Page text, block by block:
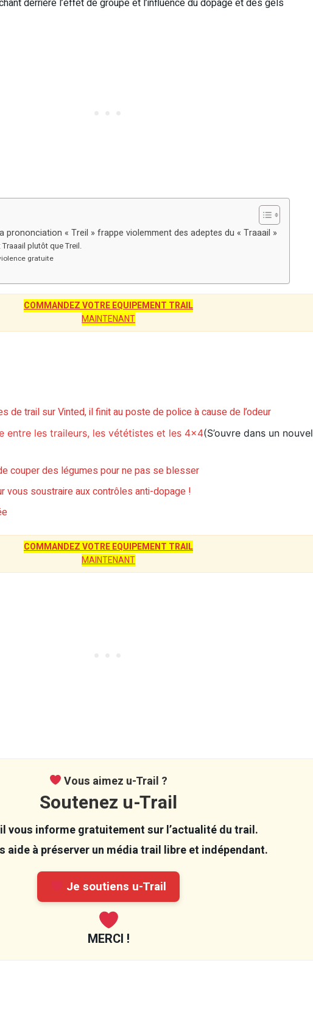
derrière l’effet de groupe et l’influence du dopage et des gels
prononciation « Treil » frappe violemment des adeptes du « Traaail »
plutôt que Treil.
gratuite
COMMANDEZ VOTRE EQUIPEMENT TRAIL
MAINTENANT
de trail sur Vinted, il finit au poste de police à cause de l’odeur
entre les traileurs, les vététistes et les 4×4(S’ouvre dans un nouvel
couper des légumes pour ne pas se blesser
vous soustraire aux contrôles anti-dopage !
COMMANDEZ VOTRE EQUIPEMENT TRAIL
MAINTENANT
Vous aimez u-Trail ?
Soutenez u-Trail
vous informe gratuitement sur l’actualité du trail.
aide à préserver un média trail libre et indépendant.
Je soutiens u-Trail
MERCI !